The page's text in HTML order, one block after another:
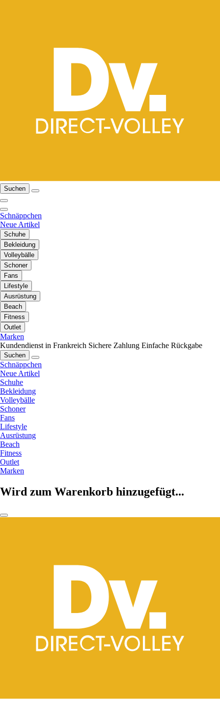
Suchen
Schnäppchen
Neue Artikel
Schuhe
Bekleidung
Volleybälle
Schoner
Fans
Lifestyle
Ausrüstung
Beach
Fitness
Outlet
Marken
Kundendienst in Frankreich Sichere Zahlung Einfache Rückgabe
Suchen
Schnäppchen
Neue Artikel
Schuhe
Bekleidung
Volleybälle
Schoner
Fans
Lifestyle
Ausrüstung
Beach
Fitness
Outlet
Marken
Wird zum Warenkorb hinzugefügt...